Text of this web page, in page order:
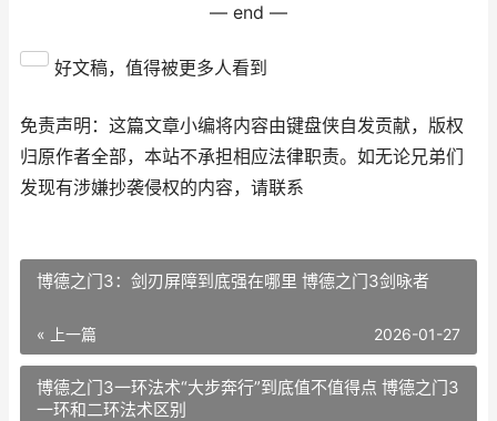
— end —
好文稿，值得被更多人看到
免责声明：这篇文章小编将内容由键盘侠自发贡献，版权
归原作者全部，本站不承担相应法律职责。如无论兄弟们
发现有涉嫌抄袭侵权的内容，请联系
博德之门3：剑刃屏障到底强在哪里 博德之门3剑咏者
« 上一篇 2026-01-27
博德之门3一环法术“大步奔行”到底值不值得点 博德之门3
一环和二环法术区别